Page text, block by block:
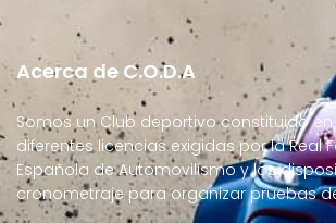
Acerca de C.O.D.A
Somos un Club deportivo constituido
diferentes licencias exigidas por la Real
Española de Automovilismo y los
cronometraje para organizar pruebas